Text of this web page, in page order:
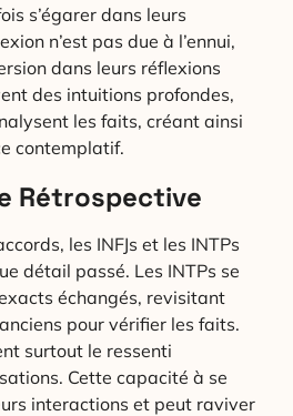
s’égarer dans leurs
n’est pas due à l’ennui,
dans leurs réflexions
des intuitions profondes,
les faits, créant ainsi
contemplatif.
Rétrospective
les INFJs et les INTPs
détail passé. Les INTPs se
échangés, revisitant
pour vérifier les faits.
surtout le ressenti
Cette capacité à se
interactions et peut raviver